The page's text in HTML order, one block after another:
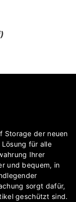
Storage der neuen
für alle
Ihrer
und bequem, in
sorgt dafür,
geschützt sind.